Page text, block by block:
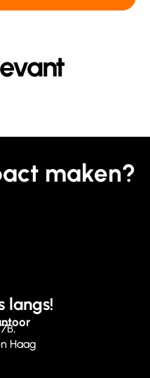
maken?
langs!
Haag